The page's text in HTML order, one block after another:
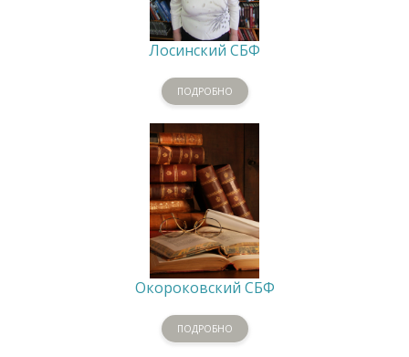
Лосинский СБФ
ПОДРОБНО
Окороковский СБФ
ПОДРОБНО